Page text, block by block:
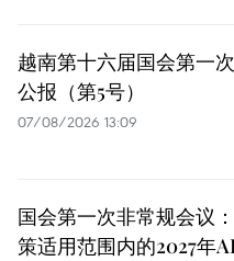
越南第十六届国会第一
公报（第5号）
07/08/2026 13:09
国会第一次非常规会议
策适用范围内的2027年